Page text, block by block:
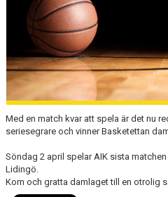
AIK.SE
Med en match kvar att spela är det nu
seriesegrare och vinner Basketettan
Söndag 2 april spelar AIK sista
Lidingö.
Kom och gratta damlaget till en otrolig